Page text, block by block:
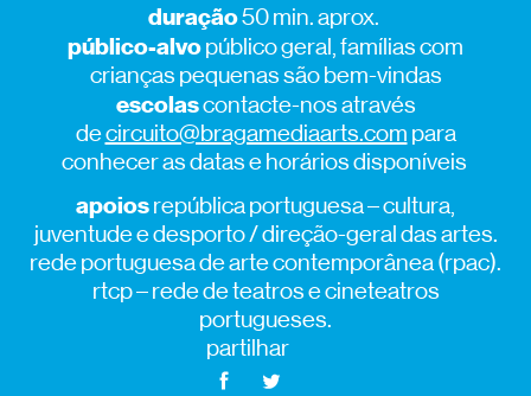
duração50 min. aprox.
público-alvopúblico geral, famílias com
crianças pequenas são bem-vindas
escolascontacte-nos através
decircuito@bragamediaarts.com para
conhecer as datas e horários disponíveis
apoiosrepública portuguesa – cultura,
juventude e desporto / direção-geral das artes.
rede portuguesa de arte contemporânea (rpac).
rtcp – rede de teatros e cineteatros
portugueses.
partilhar